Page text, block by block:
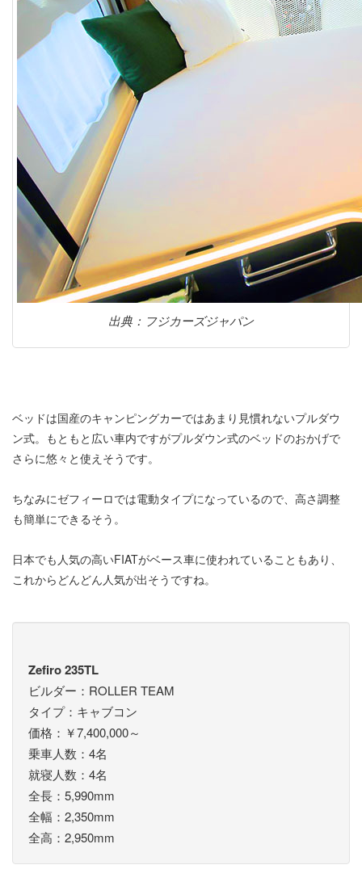
出典：フジカーズジャパン
ベッドは国産のキャンピングカーではあまり見慣れないプルダウ
ン式。もともと広い車内ですがプルダウン式のベッドのおかげで
さらに悠々と使えそうです。
ちなみにゼフィーロでは電動タイプになっているので、高さ調整
も簡単にできるそう。
日本でも人気の高いFIATがベース車に使われていることもあり、
これからどんどん人気が出そうですね。
Zefiro 235TL
ビルダー：ROLLER TEAM
タイプ：キャブコン
価格：￥7,400,000～
乗車人数：4名
就寝人数：4名
全長：5,990mm
全幅：2,350mm
全高：2,950mm